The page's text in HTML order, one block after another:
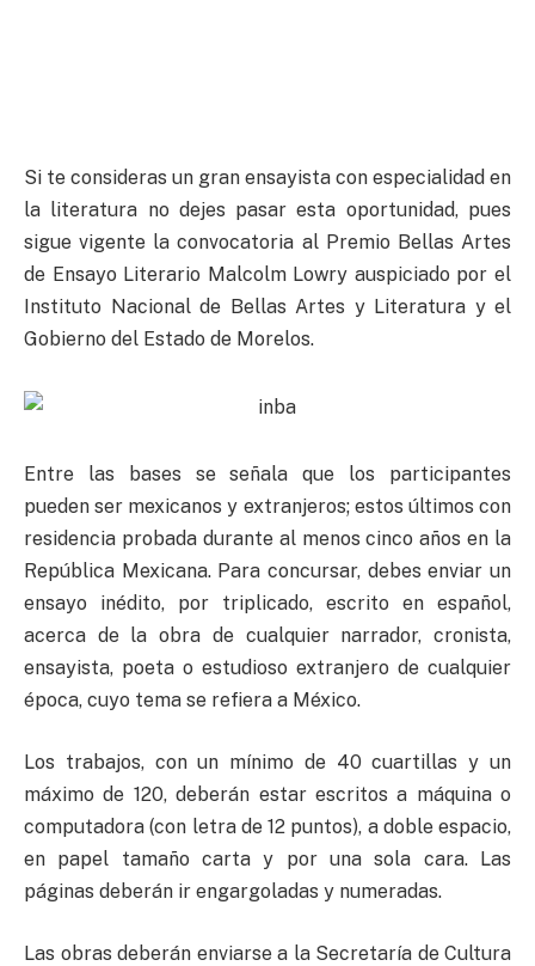
Si te consideras un gran ensayista con especialidad en
la literatura no dejes pasar esta oportunidad, pues
sigue vigente la convocatoria al Premio Bellas Artes
de Ensayo Literario Malcolm Lowry auspiciado por el
Instituto Nacional de Bellas Artes y Literatura y el
Gobierno del Estado de Morelos.
Entre las bases se señala que los participantes
pueden ser mexicanos y extranjeros; estos últimos con
residencia probada durante al menos cinco años en la
República Mexicana. Para concursar, debes enviar un
ensayo inédito, por triplicado, escrito en español,
acerca de la obra de cualquier narrador, cronista,
ensayista, poeta o estudioso extranjero de cualquier
época, cuyo tema se refiera a México.
Los trabajos, con un mínimo de 40 cuartillas y un
máximo de 120, deberán estar escritos a máquina o
computadora (con letra de 12 puntos), a doble espacio,
en papel tamaño carta y por una sola cara. Las
páginas deberán ir engargoladas y numeradas.
Las obras deberán enviarse a la Secretaría de Cultura